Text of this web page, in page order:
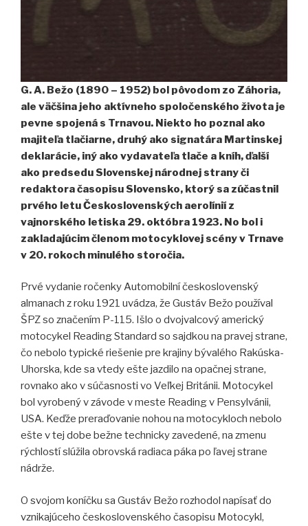
G. A. Bežo (1890 – 1952) bol pôvodom zo Záhoria,
ale väčšina jeho aktívneho spoločenského života je
pevne spojená s Trnavou. Niekto ho poznal ako
majiteľa tlačiarne, druhý ako signatára Martinskej
deklarácie, iný ako vydavateľa tlače a kníh, ďalší
ako predsedu Slovenskej národnej strany či
redaktora časopisu Slovensko, ktorý sa zúčastnil
prvého letu Československých aerolínií z
vajnorského letiska 29. októbra 1923. No bol i
zakladajúcim členom motocyklovej scény v Trnave
v 20. rokoch minulého storočia.
Prvé vydanie ročenky Automobilní československý
almanach z roku 1921 uvádza, že Gustáv Bežo používal
ŠPZ so značením P-115. Išlo o dvojvalcový americký
motocykel Reading Standard so sajdkou na pravej strane,
čo nebolo typické riešenie pre krajiny bývalého Rakúska-
Uhorska, kde sa vtedy ešte jazdilo na opačnej strane,
rovnako ako v súčasnosti vo Veľkej Británii. Motocykel
bol vyrobený v závode v meste Reading v Pensylvánii,
USA. Keďže preraďovanie nohou na motocykloch nebolo
ešte v tej dobe bežne technicky zavedené, na zmenu
rýchlostí slúžila obrovská radiaca páka po ľavej strane
nádrže.
O svojom koníčku sa Gustáv Bežo rozhodol napísať do
vznikajúceho československého časopisu Motocykl,